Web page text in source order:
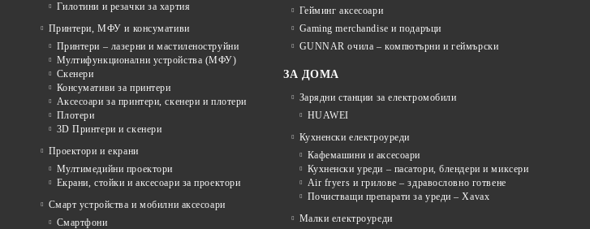
Гилотини и резачки за хартия
Принтери, МФУ и консумативи
Принтери – лазерни и мастиленоструйни
Мултифункционални устройства (МФУ)
Скенери
Консумативи за принтери
Аксесоари за принтери, скенери и плотери
Плотери
3D Принтери и скенери
Проектори и екрани
Мултимедийни проектори
Екрани, стойки и аксесоари за проектори
Смарт устройства и мобилни аксесоари
Смартфони
Гейминг аксесоари
Gaming merchandise и подаръци
GUNNAR очила – компютърни и геймърски
ЗА ДОМА
Зарядни станции за електромобили
HUAWEI
Кухненски електроуреди
Кафемашини и аксесоари
Кухненски уреди – пасатори, блендери и миксери
Air fryers и грилове – здравословно готвене
Почистващи препарати за уреди – Xavax
Малки електроуреди